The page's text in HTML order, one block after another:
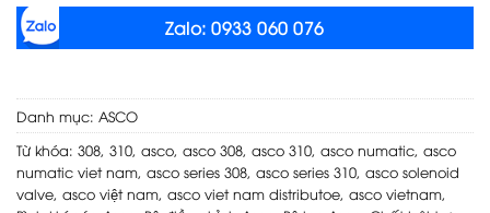
Zalo: 0933 060 076
Danh mục: ASCO
Từ khóa: 308, 310, asco, asco 308, asco 310, asco numatic, asco
numatic viet nam, asco series 308, asco series 310, asco solenoid
valve, asco việt nam, asco viet nam distributoe, asco vietnam,